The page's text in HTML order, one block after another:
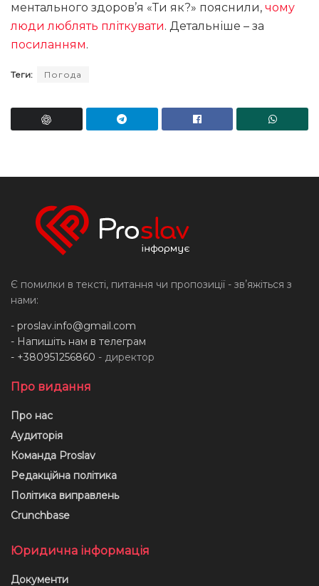
ментального здоров’я «Ти як?» пояснили, чому
люди люблять пліткувати. Детальніше – за
посиланням.
Теги: Погода
Є помилки в тексті, питання чи пропозиції - звʼяжіться з
нами:
- proslav.info@gmail.com
- Напишіть нам в телеграм
- +380951256860 - директор
Про видання
Про нас
Аудиторія
Команда Proslav
Редакційна політика
Політика виправлень
Crunchbase
Юридична інформація
Документи